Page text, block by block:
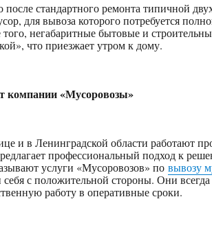
после стандартного ремонта типичной
для вывоза которого потребуется
того, негабаритные бытовые и
что приезжает утром к дому.
компании «Мусоровозы»
и в Ленинградской области работают
профессиональный подход к
услуги «Мусоровозов» по вывозу
себя с положительной стороны. Они
работу в оперативные сроки.